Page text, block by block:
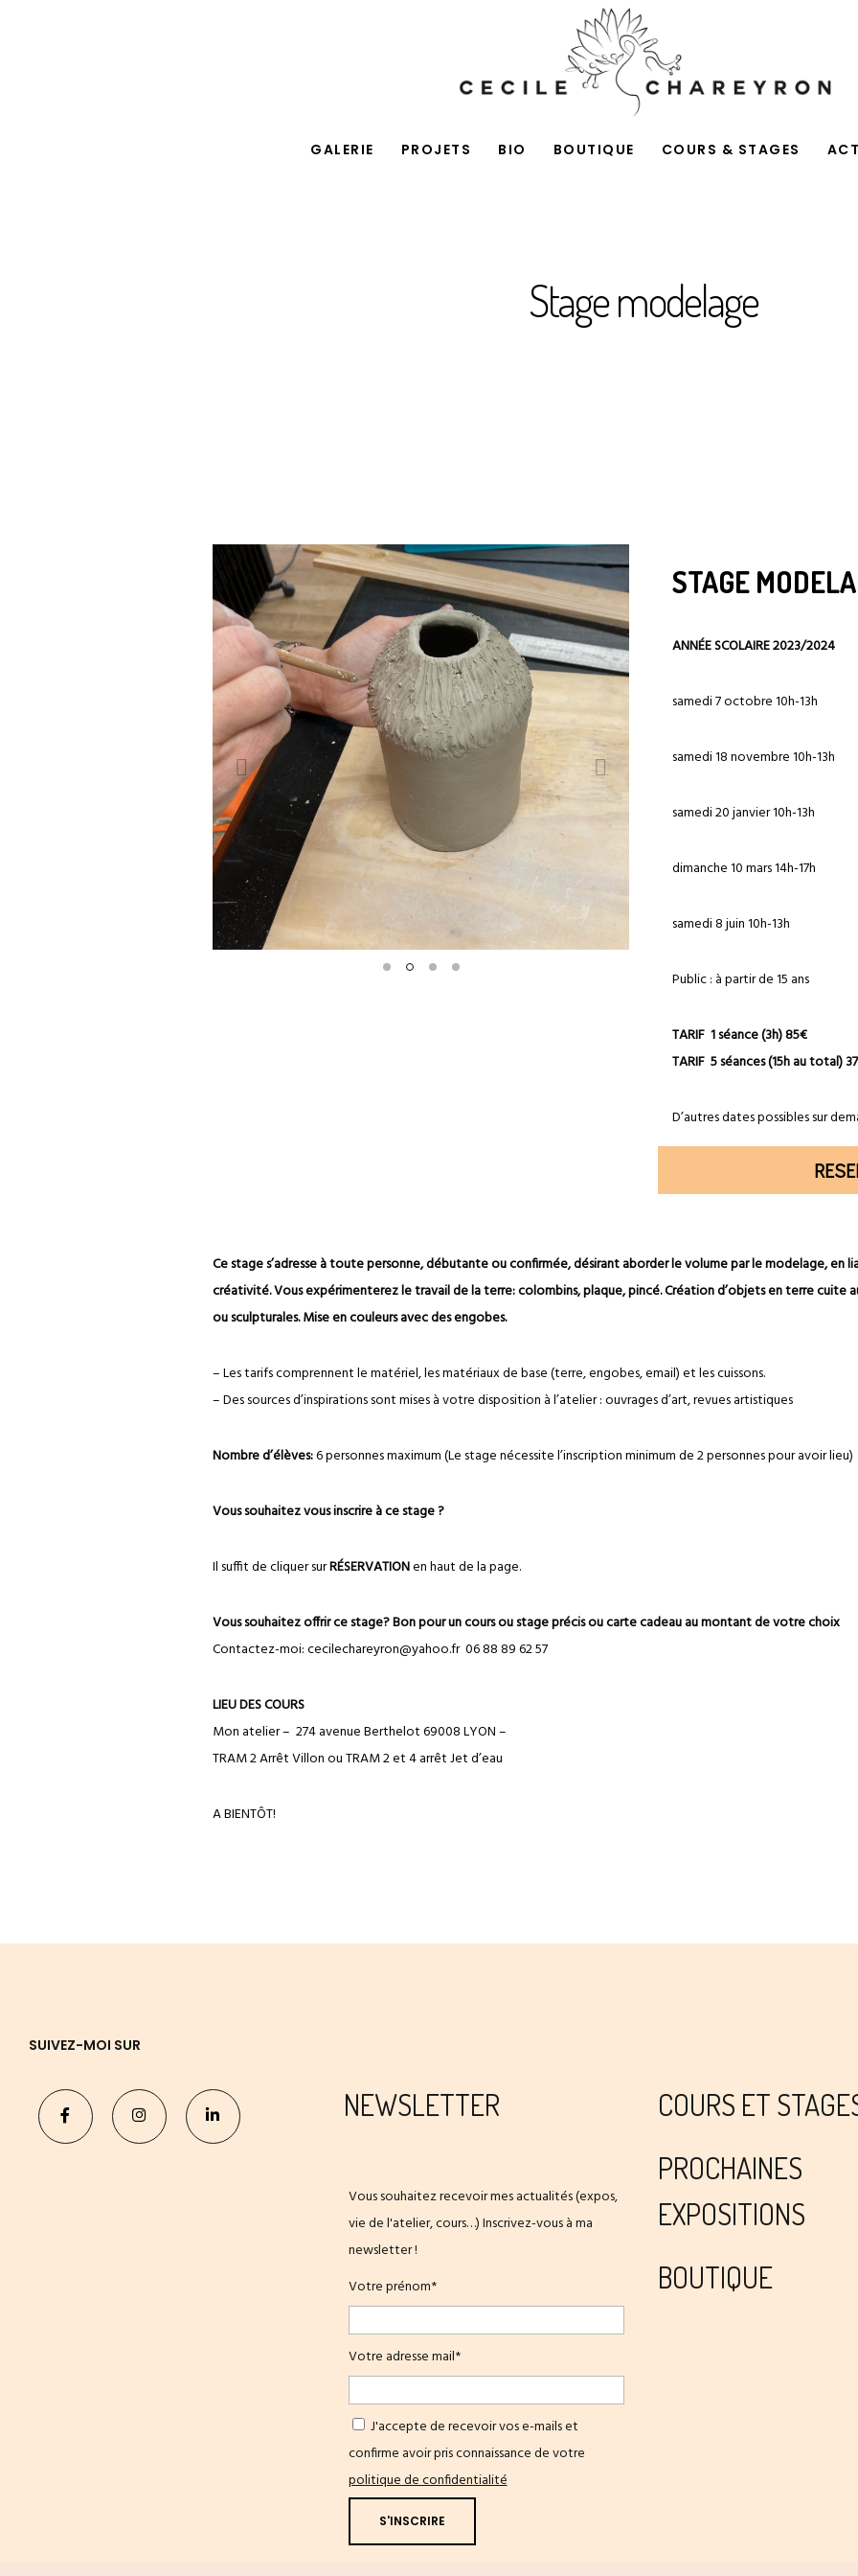
GALERIE PROJETS BIO BOUTIQUE COURS & STAGES
Stage modelage
STAGE
ANNÉE SCOLAIRE 2023/2024
samedi 7 octobre 10h-13h
samedi 18 novembre10h-13h
samedi 20 janvier10h-13h
dimanche 10 mars 14h-17h
samedi 8 juin 10h-13h
Public : à partir de 15 ans
TARIF 1 séance (3h) 85€
TARIF 5 séances (15h au total)
D’autres dates possibles sur
Ce stage s’adresse à toute personne, débutante ou confirmée, désirant aborder le volume par le modelage, en
créativité. Vous expérimenterez le travail de la terre:colombins, plaque, pincé. Création d’objets en terre
ou sculpturales. Mise en couleurs avec des engobes.
– Les tarifs comprennent le matériel, les matériaux de base (terre, engobes, email) et les cuissons.
– Des sources d’inspirations sont mises à votre disposition à l’atelier : ouvrages d’art, revues artistiques
Nombre d’élèves:6 personnes maximum (Le stage nécessite l’inscription minimum de 2 personnes pour avoir lieu)
Vous souhaitez vous inscrire à ce stage ?
Il suffit de cliquer surRÉSERVATIONen haut de la page.
Vous souhaitez offrir ce stage? Bon pour un cours ou stage précis ou carte cadeau au montant de votre choix
Contactez-moi: cecilechareyron@yahoo.fr 06 88 89 62 57
LIEU DES COURS
Mon atelier – 274 avenue Berthelot 69008 LYON –
TRAM 2 Arrêt Villon ou TRAM 2 et 4 arrêt Jet d’eau
A BIENTÔT!
SUIVEZ-MOI SUR
NEWSLETTER
Vous souhaitez recevoir mes actualités (expos,
vie de l'atelier, cours…) Inscrivez-vous à ma
newsletter !
Votre prénom*
Votre adresse mail*
J'accepte de recevoir vos e-mails et
confirme avoir pris connaissance de votre
politique de confidentialité
COURS ET
PROCHAINES
EXPOSITIONS
BOUTIQUE